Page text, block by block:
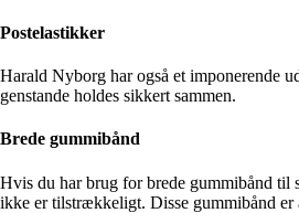
Postelastikker
Harald Nyborg har også et imponerende
genstande holdes sikkert sammen.
Brede gummibånd
Hvis du har brug for brede gummibånd til
ikke er tilstrækkeligt. Disse gummibånd er